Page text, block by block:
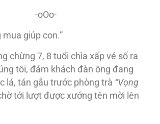
-oOo-
mua giúp con.”
chừng 7, 8 tuổi chìa xấp vé số ra
tôi, đám khách đàn ông đang
lá, tán gẫu trước phòng trà “Vọng
tới lượt được xướng tên mời lên